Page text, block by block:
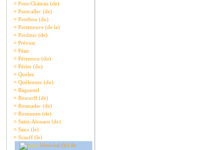
¤ Pont-Château (de)
¤ Pontcallec (de)
¤ Ponthou (du)
¤ Porteneuve (de la)
¤ Poulmic (de)
¤ Prévost
¤ Péan
¤ Pérennou (du)
¤ Périer (du)
¤ Quelen
¤ Quélennec (du)
¤ Raguenel
¤ Roscerff (de)
¤ Rosmadec (de)
¤ Rostrenen (de)
¤ Saint-Alouarn (de)
¤ Saux (le)
¤ Scauff (le)
Sénéchal (le) de